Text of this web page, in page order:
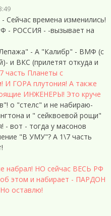
времена изменились!
- РОССИЯ - -вызывает на
- А "Калибр" - ВМФ (с
и ВКС (прилетят откуда и
часть Планеты с
И ГОРА плутония! А также
ИНЖЕНЕРЫ! Это круче
о "стелс" и не набираю-
и " сейквоевой рощи"
- вот - тогда у масонов
"В УМУ"? А 1\7 часть
набрал! НО сейчас ВЕСЬ РФ
об этом и набирает - ПАРДОН
оставлю!